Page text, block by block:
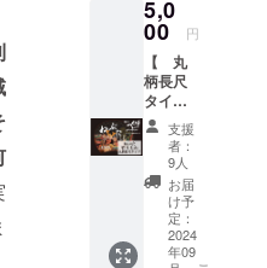
ちのみ
なさま
向けで
す。 つ
くば青
年会議
所一
同、心
からの
感謝を
込めた
メール
をお送
りいた
5,0
00 円
【 丸
柄長尺
タイプ
竹うち
わ 】
つくば
オリジ
ナルね
ぶたデ
ザイン
の団扇
支援
者：
9人
お届
け予
定：
2024
年09